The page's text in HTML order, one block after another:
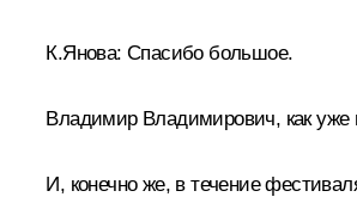
К.Янова: Спасибо большое.
Владимир Владимирович, как уже
И, конечно же, в течение